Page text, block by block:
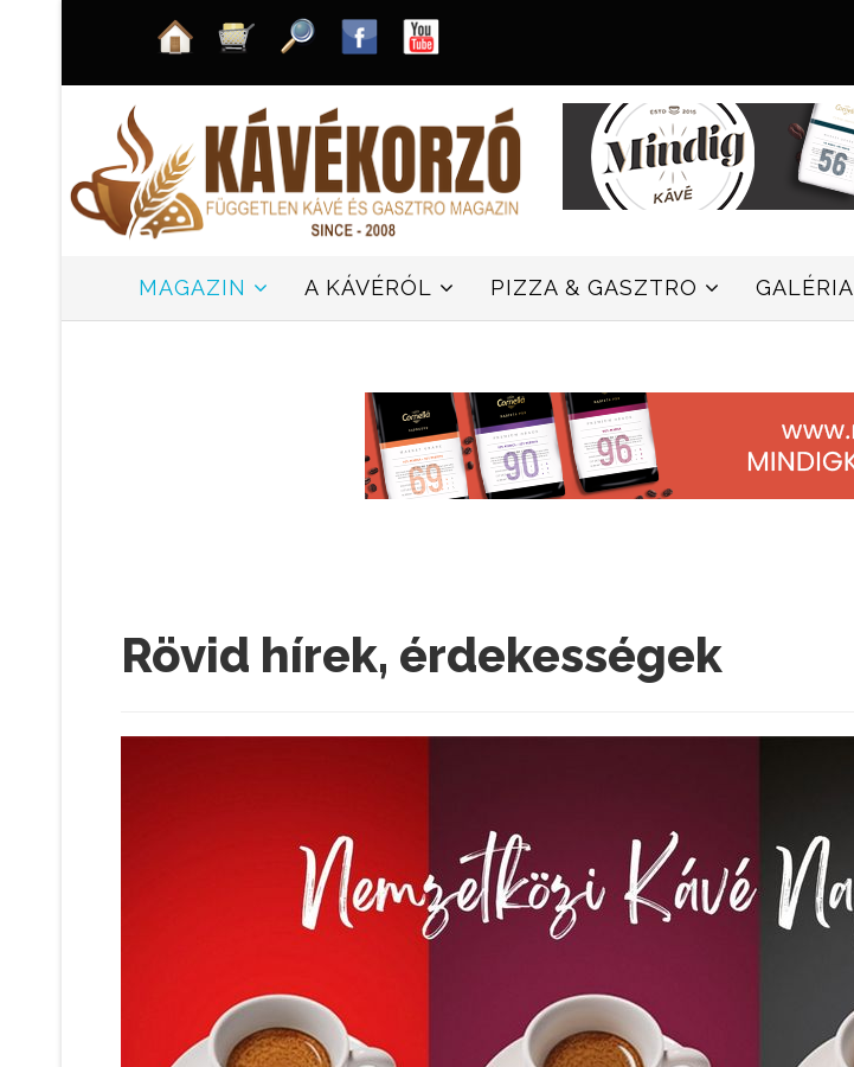
MAGAZIN A KÁVÉRÓL PIZZA & GASZTRO GALÉRIA
Rövid hírek, érdekességek